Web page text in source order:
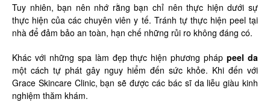
Tuy nhiên, bạn nên nhớ rằng bạn chỉ nên thực hiện dưới sự
thực hiện của các chuyên viên y tế. Tránh tự thực hiện peel tại
nhà để đảm bảo an toàn, hạn chế những rủi ro không đáng có.
Khác với những spa làm đẹp thực hiện phương pháppeel da
một cách tự phát gây nguy hiểm đến sức khỏe. Khi đến với
Grace Skincare Clinic, bạn sẽ được các bác sĩ da liễu giàu kinh
nghiệm thăm khám.